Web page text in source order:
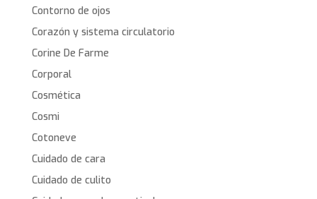
Contorno de ojos
Corazón y sistema circulatorio
Corine De Farme
Corporal
Cosmética
Cosmi
Cotoneve
Cuidado de cara
Cuidado de culito